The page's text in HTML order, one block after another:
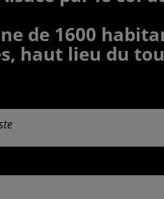
de 1600
haut lieu du